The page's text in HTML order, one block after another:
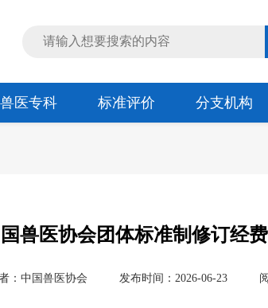
兽医专科 标准评价 分支机构
兽医协会团体标准制修订经
：中国兽医协会 发布时间：2026-06-23